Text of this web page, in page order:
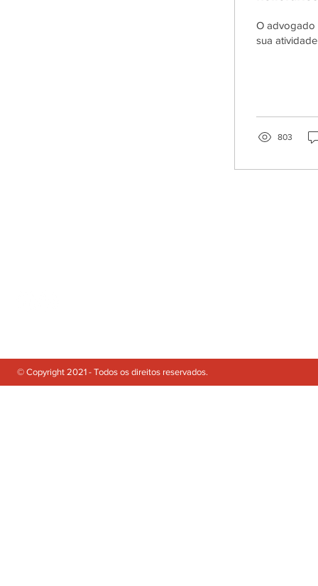
O advogado
sua
803
© Copyright 2021 - Todos os direitos reservados.